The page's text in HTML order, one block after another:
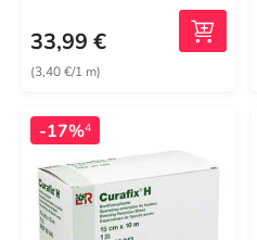
33,99 €
(3,40 €/1 m)
-17%4